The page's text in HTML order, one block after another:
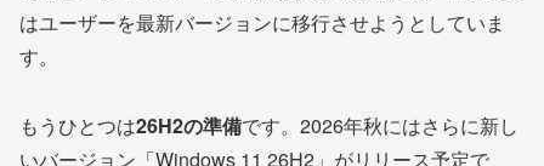
はユーザーを最新バージョンに移行させようとしていま
す。
もうひとつは26H2の準備です。2026年秋にはさらに新し
いバージョン「Windows 11 26H2」がリリース予定で